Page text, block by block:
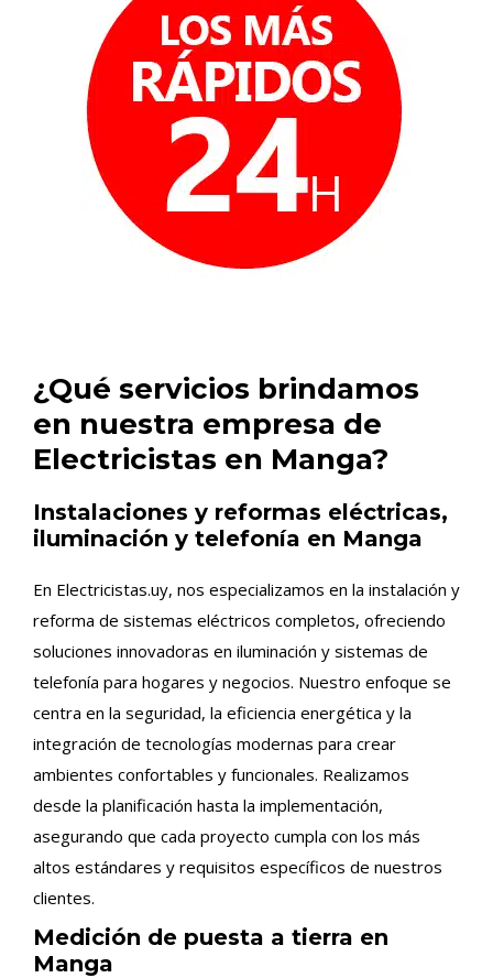
¿Qué servicios brindamos
en nuestra empresa de
Electricistas en Manga?
Instalaciones y reformas eléctricas,
iluminación y telefonía en Manga
En Electricistas.uy, nos especializamos en la instalación y
reforma de sistemas eléctricos completos, ofreciendo
soluciones innovadoras en iluminación y sistemas de
telefonía para hogares y negocios. Nuestro enfoque se
centra en la seguridad, la eficiencia energética y la
integración de tecnologías modernas para crear
ambientes confortables y funcionales. Realizamos
desde la planificación hasta la implementación,
asegurando que cada proyecto cumpla con los más
altos estándares y requisitos específicos de nuestros
clientes.
Medición de puesta a tierra en
Manga